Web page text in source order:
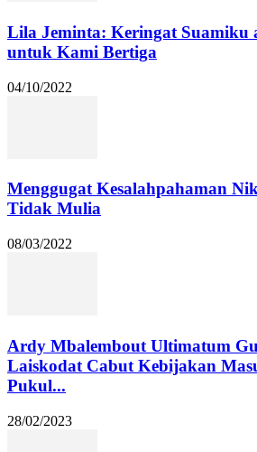
Lila Jeminta: Keringat Suamiku
untuk Kami Bertiga
04/10/2022
Menggugat Kesalahpahaman
Tidak Mulia
08/03/2022
Ardy Mbalembout Ultimatum
Laiskodat Cabut Kebijakan
Pukul...
28/02/2023